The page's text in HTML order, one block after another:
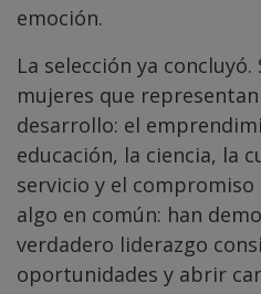
emoción.
La selección ya
mujeres que
desarrollo: el
educación, la ciencia, la
servicio y el
algo en común: han
verdadero liderazgo
oportunidades y abrir